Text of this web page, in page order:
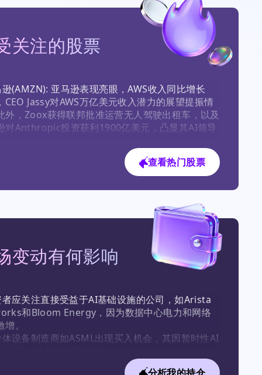
轮动明显，投资者青睐AI受益者如Bloom Energy
力解决方案，而消费股信号不一，Chipotle遭遇沙
而言，市场对AI相关盈利抱有高预期，但估值、监
缘政治因素带来的风险也较高。
关注的股票
逊(AMZN): 亚马逊表现亮眼，AWS收入同比增长
CEO Jassy对AWS万亿美元收入潜力的展望提振情
外，Zoox获得联邦批准运营无人驾驶出租车，以及
对Anthropic投资获利1900亿美元，凸显其AI领导
拉(TSLA): 特斯拉面临Zoox获批（对robotaxi雄心
和法律风险上升（27亿至145亿美元）的阻力，但
Wood的Ark Invest维持2600美元的看涨目标价，
仓位。
(AAPL): 苹果公布史上最佳六月季度，营收1094亿
但股价下跌高达8%，因服务增长放缓和供应限
尽管第二季度业绩超预期，但7月股价下跌
因AI板块抛售和来自中国的竞争威胁打压情绪。
Arista Networks业绩超预期，营收30亿美元
，表明AI网络需求强劲。
查看热门股票
变动有何影响
者应关注直接受益于AI基础设施的公司，如Arista
和Bloom Energy，因为数据中心电力和网络
。
体设备制造商如ASML出现买入机会，其因暂时性AI
特斯拉和苹果等高位科技股，风险仍然较高，考虑